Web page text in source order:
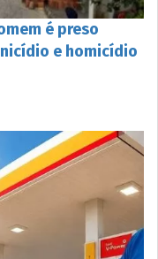
é preso
e homicídio